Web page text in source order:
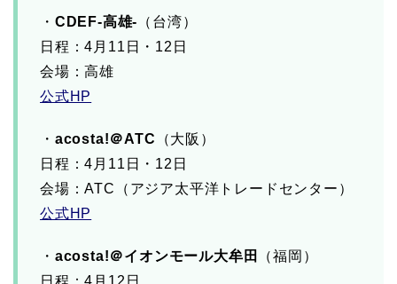
・ CDEF-高雄- （台湾）
日程：4月11日・12日
会場：高雄
公式HP
・ acosta!＠ATC （大阪）
日程：4月11日・12日
会場：ATC（アジア太平洋トレードセンター）
公式HP
・ acosta!＠イオンモール大牟田
（福岡）
日程：4月12日